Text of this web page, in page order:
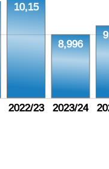
10,15
8,996
2022/23 2023/24